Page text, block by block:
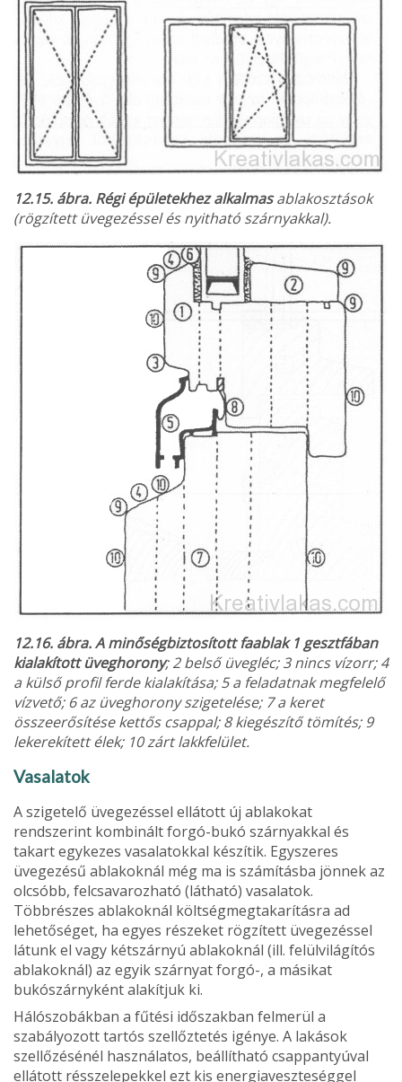
12.15. ábra. Régi épületekhez alkalmasablak­osztások
(rögzített üvegezéssel és nyitható szárnyakkal).
12.16. ábra. A minőségbiztosított faablak 1 gesztfában
kialakított üveghorony; 2 belső üvegléc; 3 nincs vízorr; 4
a külső profil ferde kialakítása; 5 a fel­adatnak megfelelő
vízvető; 6 az üveghorony szigetelése; 7 a keret
összeerősítése kettős csappal; 8 kiegészítő tömítés; 9
lekerekített élek; 10 zárt lakkfelület.
Vasalatok
A szigetelő üvegezéssel ellátott új ablakokat
rendszerint kombinált forgó-bukó szárnyakkal és
takart egykezes vasalatokkal készítik. Egyszeres
üvegezésű ablakoknál még ma is számításba jönnek az
olcsóbb, felcsavarozható (látható) vasalatok.
Többrészes ablakoknál költségmegta­karításra ad
lehetőséget, ha egyes részeket rögzí­tett üvegezéssel
látunk el vagy kétszárnyú abla­koknál (ill. felülvilágítós
ablakoknál) az egyik szár­nyat forgó-, a másikat
bukószárnyként alakítjuk ki.
Hálószobákban a fűtési időszakban felmerül a
szabályozott tartós szellőztetés igénye. A lakások
szellőzésénél használatos, beállítható csappan­tyúval
ellátott résszelepekkel ezt kis energiaveszteséggel